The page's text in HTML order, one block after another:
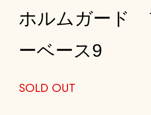
ホルムガード
ーベース9
SOLD OUT